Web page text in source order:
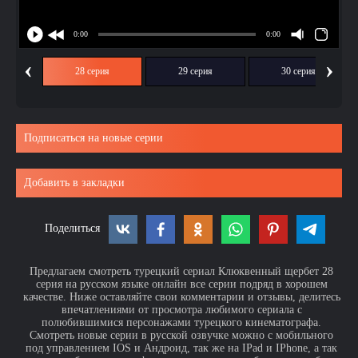
‹ 28 серия 29 серия 30 серия ›
Подписаться на новые серии
Добавить в закладки
Поделиться
Предлагаем смотреть турецкий сериал Клюквенный щербет 28
серия на русском языке онлайн все серии подряд в хорошем
качестве. Ниже оставляйте свои комментарии и отзывы, делитесь
впечатлениями от просмотра любимого сериала с
полюбившимися персонажами турецкого кинематографа.
Смотреть новые серии в русской озвучке можно с мобильного
под управлением IOS и Андроид, так же на IPad и IPhone, а так